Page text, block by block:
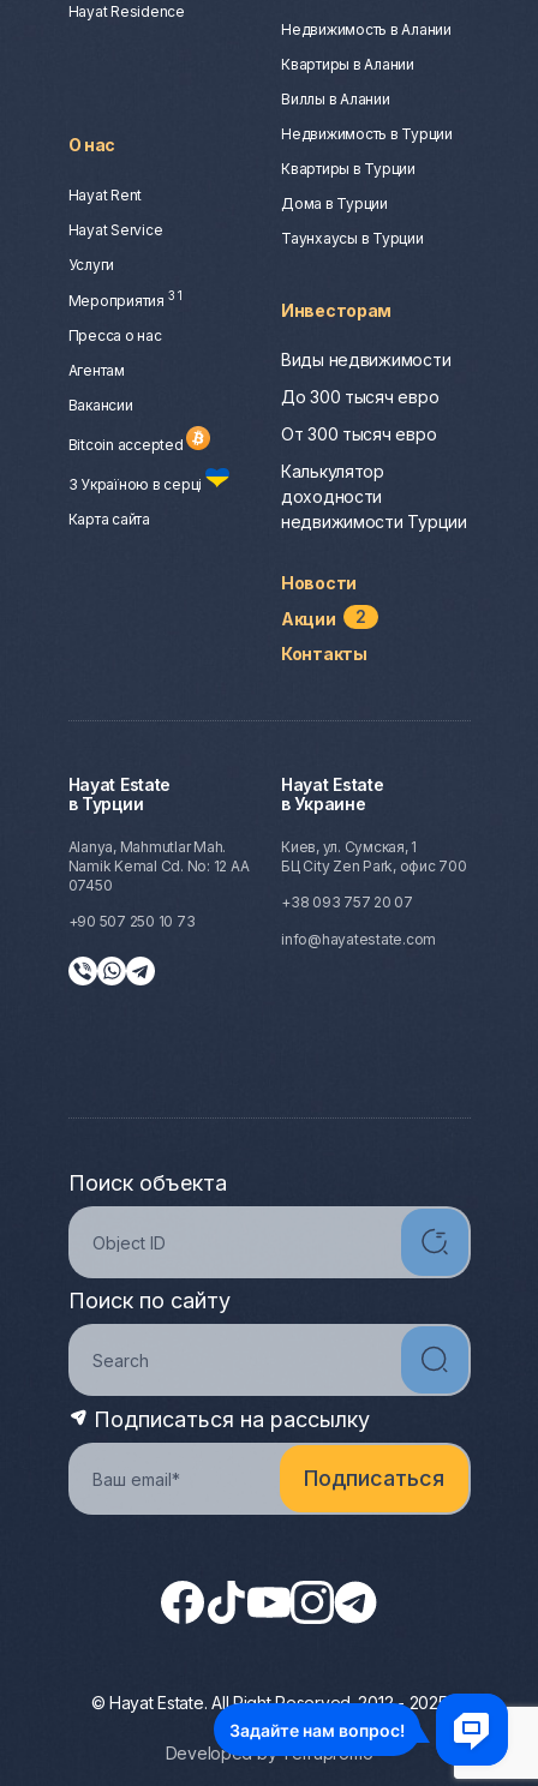
Hayat Residence
О нас
Hayat Rent
Hayat Service
Услуги
Мероприятия 3 1
Пресса о нас
Агентам
Вакансии
Bitcoin accepted
З Україною в серці
Карта сайта
Недвижимость в Алании
Квартиры в Алании
Виллы в Алании
Недвижимость в Турции
Квартиры в Турции
Дома в Турции
Таунхаусы в Турции
Инвесторам
Виды недвижимости
До 300 тысяч евро
От 300 тысяч евро
Калькулятор
доходности
недвижимости Турции
Новости
Акции
2
Контакты
Hayat Estate
в Турции
Alanya, Mahmutlar Mah.
Namik Kemal Cd. No: 12 AA
07450
+90 507 250 10 73
Hayat Estate
в Украине
Киев, ул. Сумская, 1
БЦ City Zen Park, офис 700
+38 093 757 20 07
info@hayatestate.com
Поиск объекта
Поиск по сайту
Подписаться на рассылку
© Hayat Estate. All Right Reserved. 2012 - 2025
Privacy Policy
Developed by Terrapromo